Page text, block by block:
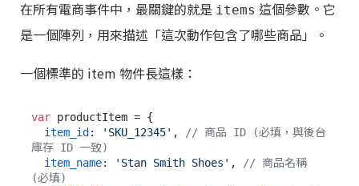
在所有電商事件中，最關鍵的就是 items 這個參數。它
是一個陣列，用來描述「這次動作包含了哪些商品」。
一個標準的 item 物件長這樣：
var productItem = {
item_id : 'SKU_12345' ,
// 商品 ID (必填，與後台
庫存 ID 一致)
item_name: 'Stan Smith Shoes' ,
// 商品名稱
(必填)